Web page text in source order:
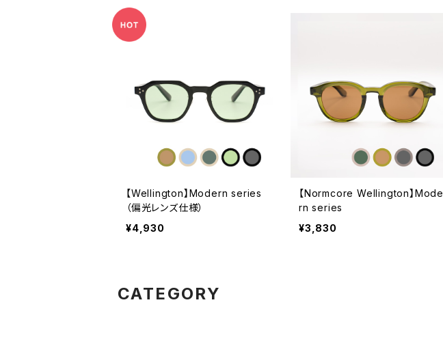
【Wellington】Modern series
（偏光レンズ仕様）
¥4,930
【Normcore Wellington】Mode
rn series
¥3,830
CATEGORY